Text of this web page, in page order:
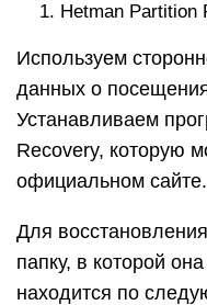
Hetman Partition
Используем
данных о
Устанавливаем
Recovery, которую
официальном сайте.
Для
папку, в которой
находится по